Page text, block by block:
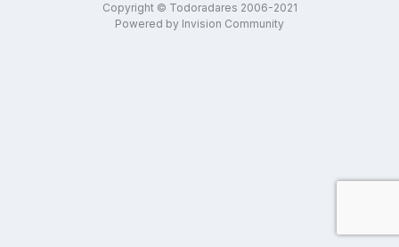
Copyright © Todoradares 2006-2021
Powered by Invision Community